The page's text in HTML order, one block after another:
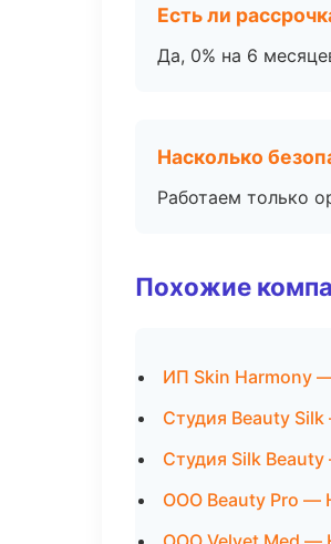
Есть ли
Да, 0% на 6
Насколько
Работаем только
Похожие
ИП Skin Harmony
Студия Beauty
Студия Silk
ООО Beauty Pro —